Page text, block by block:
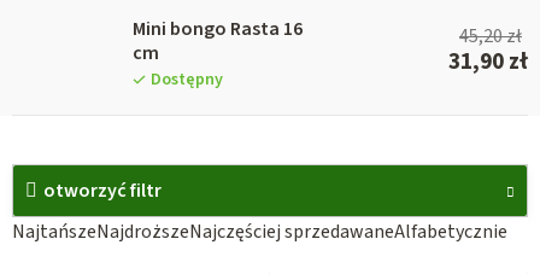
Mini bongo Rasta 16
cm
Dostępny
45,20 zł
31,90 zł
S
NajtańszeNajdroższeNajczęściej sprzedawaneAlfabetycznie
otworzyć filtr
L
s